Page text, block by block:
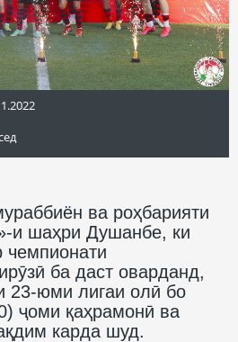
ва роҳбарияти
и шаҳри Душанбе, ки
чемпионати
ба даст оварданд,
23-юми лигаи олӣ бо
ҷоми қаҳрамонӣ ва
карда шуд.